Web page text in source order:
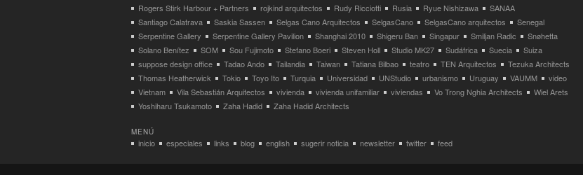
Rogers Stirk Harbour + Partners
rojkind arquitectos Rudy Ricciotti Rusia Ryue Nishizawa
SANAA
Santiago Calatrava
Saskia Sassen Selgas Cano Arquitectos SelgasCano SelgasCano arquitectos
Senegal
Serpentine Gallery
Serpentine Gallery Pavilion Shanghai 2010 Shigeru Ban Singapur Smiljan Radic
Snøhetta
Solano Benítez
SOM Sou Fujimoto Stefano Boeri Steven Holl Studio MK27 Sudáfrica Suecia
Suiza
suppose design office
Tadao Ando Tailandia Taiwan Tatiana Bilbao teatro TEN Arquitectos
Tezuka Architects
Thomas Heatherwick
Tokio Toyo Ito Turquia Universidad UNStudio urbanismo Uruguay VAUMM
video
Vietnam
Vila Sebastián Arquitectos vivienda vivienda unifamiliar viviendas Vo Trong Nghia Architects
Wiel Arets
Yoshiharu Tsukamoto
Zaha Hadid Zaha Hadid Architects
MENÚ
inicio especiales links blog english sugerir noticia newsletter twitter feed